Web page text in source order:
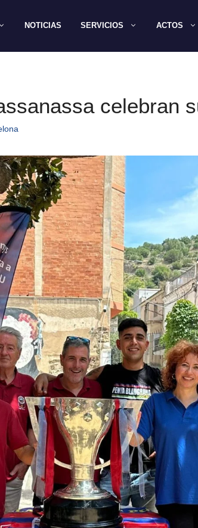
NOTICIAS SERVICIOS ACTOS
celebran